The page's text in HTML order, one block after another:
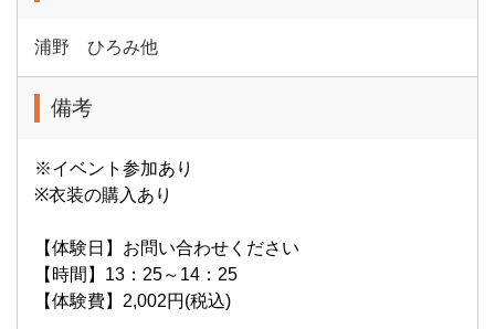
浦野 ひろみ他
備考
※イベント参加あり
※衣装の購入あり
【体験日】お問い合わせください
【時間】13：25～14：25
【体験費】2,002円(税込)